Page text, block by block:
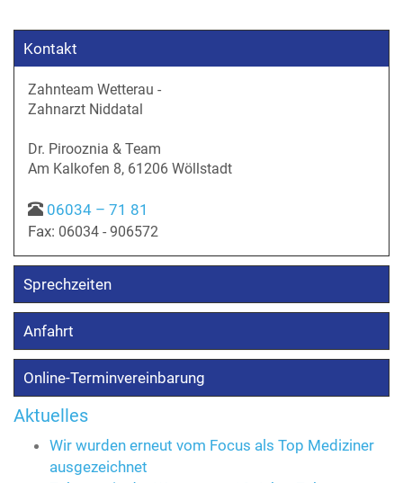
Kontakt
Zahnteam Wetterau -
Zahnarzt Niddatal
Dr. Pirooznia & Team
Am Kalkofen 8, 61206 Wöllstadt
06034 – 71 81
Fax: 06034 - 906572
Sprechzeiten
Anfahrt
Online-Terminvereinbarung
Aktuelles
Wir wurden erneut vom Focus als Top Mediziner
ausgezeichnet